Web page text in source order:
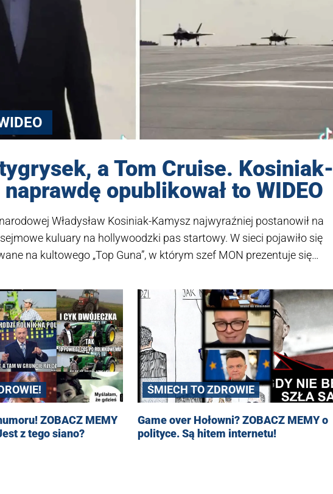
a Tom Cruise. Kosiniak-
opublikował to WIDEO
Władysław Kosiniak-Kamysz najwyraźniej postanowił na
kuluary na hollywoodzki pas startowy. W sieci pojawiło się
na kultowego „Top Guna”, w którym szef MON prezentuje się
ZOBACZ MEMY
z tego siano?
ŚMIECH TO ZDROWIE
Game over Hołowni? ZOBACZ MEMY o
polityce. Są hitem internetu!